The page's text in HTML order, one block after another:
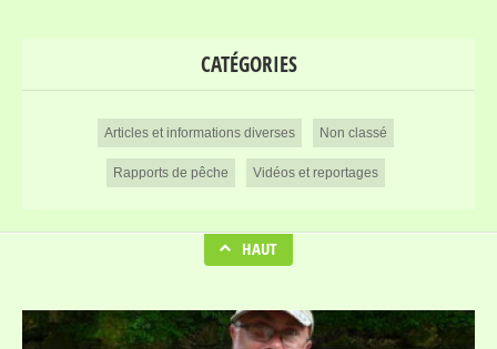
CATÉGORIES
Articles et informations diverses Non classé
Rapports de pêche Vidéos et reportages
HAUT